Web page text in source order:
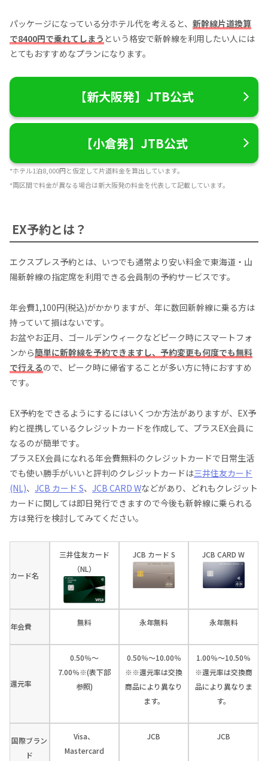
パッケージになっている分ホテル代を考えると、 新幹線片道換算
で8400円で乗れてしまう という格安で新幹線を利用したい人には
とてもおすすめなプランになります。
【新大阪発】JTB公式
【小倉発】JTB公式
*ホテル1泊8,000円と仮定して片道料金を算出しています。
*両区間で料金が異なる場合は新大阪発の料金を代表して記載しています。
EX予約とは？
エクスプレス予約とは、いつでも通常より安い料金で東海道・山
陽新幹線の指定席を利用できる会員制の予約サービスです。
年会費1,100円(税込)がかかりますが、年に数回新幹線に乗る方は
持っていて損はないです。
お盆やお正月、ゴールデンウィークなどピーク時にスマートフォ
ンから簡単に新幹線を予約できますし、予約変更も何度でも無料
で行えるので、ピーク時に帰省することが多い方に特におすすめ
です。
EX予約をできるようにするにはいくつか方法がありますが、EX予
約と提携しているクレジットカードを作成して、プラスEX会員に
なるのが簡単です。
プラスEX会員になれる年会費無料のクレジットカードで日常生活
でも使い勝手がいいと評判のクレジットカードは三井住友カード
(NL)、 JCB カード S、 JCB CARD Wなどがあり、どれもクレジット
カードに関しては即日発行できますので今後も新幹線に乗られる
方は発行を検討してみてください。
カード名
三井住友カード
（NL）
JCB カード S JCB CARD W
年会費 無料 永年無料 永年無料
還元率
0.50％～
7.00％※(表下部
参照)
0.50％～10.00％
※※還元率は交換
商品により異なり
ます。
1.00％～10.50％
※還元率は交換商
品により異なりま
す。
国際ブラン
ド
Visa、
Mastercard
JCB JCB